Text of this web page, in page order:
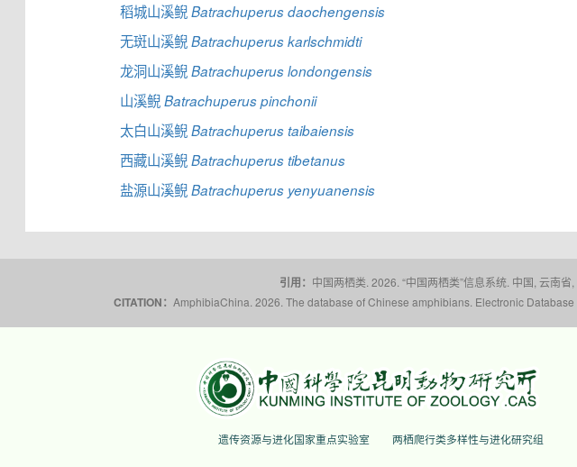
稻城山溪鲵Batrachuperus daochengensis
无斑山溪鲵Batrachuperus karlschmidti
龙洞山溪鲵Batrachuperus londongensis
山溪鲵Batrachuperus pinchonii
太白山溪鲵Batrachuperus taibaiensis
西藏山溪鲵Batrachuperus tibetanus
盐源山溪鲵Batrachuperus yenyuanensis
引用： 中国两栖类. 2026. “中国两栖类”信息系统. 中国, 云南
CITATION： AmphibiaChina. 2026. The database of Chinese amphibians. Electronic
遗传资源与进化国家重点实验室 两栖爬行类多样性与进化研究组